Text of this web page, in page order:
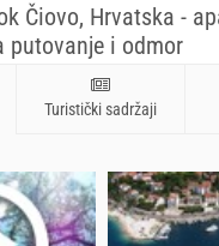
Čiovo, Hrvatska -
putovanje i odmor
Turistički sadržaji